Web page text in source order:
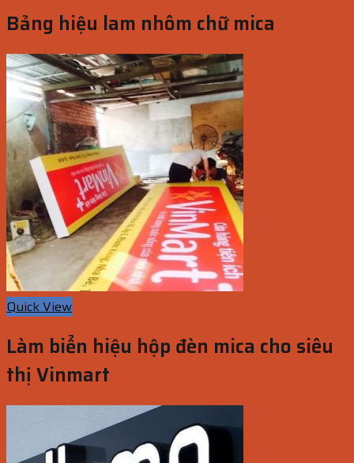
Bảng hiệu lam nhôm chữ mica
Quick View
Làm biển hiệu hộp đèn mica cho siêu
thị Vinmart